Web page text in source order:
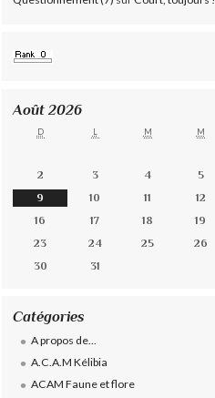
Août 2026
D L M M
2
3 4 5
9
10 11 12
16
17 18 19
23
24 25 26
30
31
Catégories
A propos de...
A.C.A.M Kélibia
ACAM Faune et flore